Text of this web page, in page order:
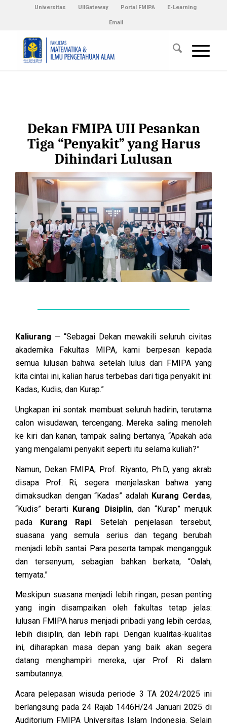
Universitas UIIGateway Portal FMIPA E-Learning
Email
Dekan FMIPA UII Pesankan
Tiga “Penyakit” yang Harus
Dihindari Lulusan
Kaliurang — “Sebagai Dekan mewakili seluruh civitas
akademika Fakultas MIPA, kami berpesan kepada
semua lulusan bahwa setelah lulus dari FMIPA yang
kita cintai ini, kalian harus terbebas dari tiga penyakit ini:
Kadas, Kudis, dan Kurap.”
Ungkapan ini sontak membuat seluruh hadirin, terutama
calon wisudawan, tercengang. Mereka saling menoleh
ke kiri dan kanan, tampak saling bertanya, “Apakah ada
yang mengalami penyakit seperti itu selama kuliah?”
Namun, Dekan FMIPA, Prof. Riyanto, Ph.D, yang akrab
disapa Prof. Ri, segera menjelaskan bahwa yang
dimaksudkan dengan “Kadas” adalah Kurang Cerdas,
“Kudis” berarti Kurang Disiplin, dan “Kurap” merujuk
pada Kurang Rapi. Setelah penjelasan tersebut,
suasana yang semula serius dan tegang berubah
menjadi lebih santai. Para peserta tampak mengangguk
dan tersenyum, sebagian bahkan berkata, “Oalah,
ternyata.”
Meskipun suasana menjadi lebih ringan, pesan penting
yang ingin disampaikan oleh fakultas tetap jelas:
lulusan FMIPA harus menjadi pribadi yang lebih cerdas,
lebih disiplin, dan lebih rapi. Dengan kualitas-kualitas
ini, diharapkan masa depan yang baik akan segera
datang menghampiri mereka, ujar Prof. Ri dalam
sambutannya.
Acara pelepasan wisuda periode 3 TA 2024/2025 ini
berlangsung pada 24 Rajab 1446H/24 Januari 2025 di
Auditorium FMIPA Universitas Islam Indonesia. Selain